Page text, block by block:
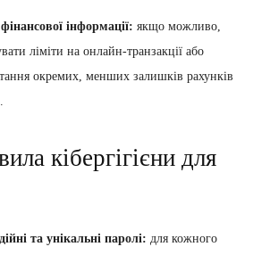
інформації: якщо можливо,
ліміти на онлайн-транзакції або
окремих, менших залишків рахунків
кібергігієни для
та унікальні паролі: для кожного